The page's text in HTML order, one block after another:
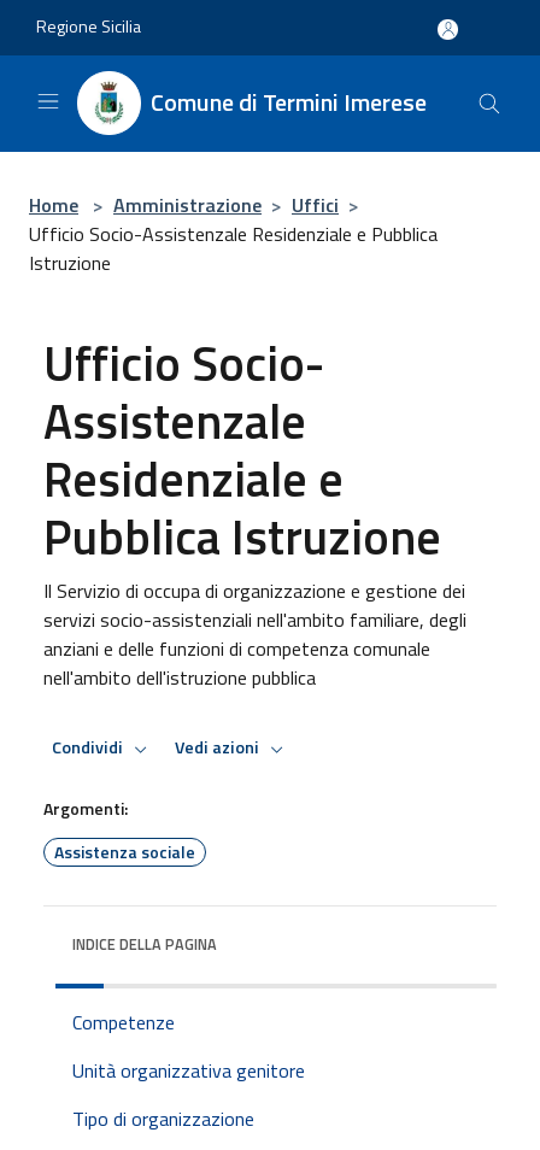
Regione Sicilia
Comune di Termini Imerese
Home > Amministrazione > Uffici >
Ufficio Socio-Assistenzale Residenziale e Pubblica
Istruzione
Ufficio Socio-
Assistenzale
Residenziale e
Pubblica Istruzione
Il Servizio di occupa di organizzazione e gestione dei
servizi socio-assistenziali nell'ambito familiare, degli
anziani e delle funzioni di competenza comunale
nell'ambito dell'istruzione pubblica
Condividi Vedi azioni
Argomenti:
Assistenza sociale
INDICE DELLA PAGINA
Competenze
Unità organizzativa genitore
Tipo di organizzazione